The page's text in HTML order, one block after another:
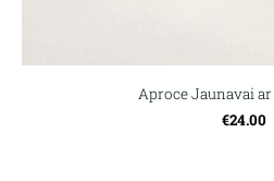
Aproce Jaunavai
€24.00